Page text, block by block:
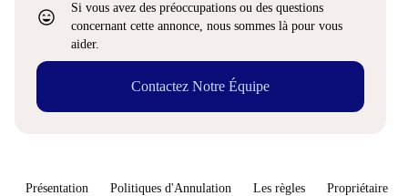
sentiment_very_satisfied
Si vous avez des préoccupations ou des questions
concernant cette annonce, nous sommes là pour vous
aider.
Contactez Notre Équipe
Présentation Politiques d'Annulation Les règles Propriétaire